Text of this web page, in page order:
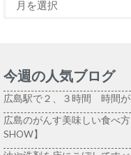
今週の人気ブログ
広島駅で２、３時間 時間が
広島のがんす美味しい食べ
SHOW】